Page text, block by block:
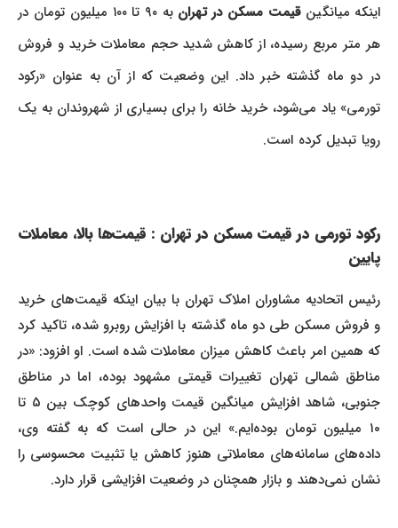
اینکه میانگینقیمت مسکن در تهران
به ۹۰ تا ۱۰۰ میلیون تومان در
هر متر مربع رسیده، از کاهش شدید حجم معاملات خرید و فروش
در دو ماه گذشته خبر داد. این وضعیت که از آن به عنوان «رکود
تورمی» یاد می‌شود، خرید خانه را برای بسیاری از شهروندان به یک
رویا تبدیل کرده است.
رکود تورمی در قیمت مسکن در تهران : قیمت‌ها بالا، معاملات
پایین
رئیس اتحادیه مشاوران املاک تهران با بیان اینکه قیمت‌های خرید
و فروش مسکن طی دو ماه گذشته با افزایش روبرو شده، تاکید کرد
که همین امر باعث کاهش میزان معاملات شده است. او افزود: «در
مناطق شمالی تهران تغییرات قیمتی مشهود بوده، اما در مناطق
جنوبی، شاهد افزایش میانگین قیمت واحدهای کوچک بین ۵ تا
۱۰ میلیون تومان بوده‌ایم.» این در حالی است که به گفته وی،
داده‌های سامانه‌های معاملاتی هنوز کاهش یا تثبیت محسوسی را
نشان نمی‌دهند و بازار همچنان در وضعیت افزایشی قرار دارد.